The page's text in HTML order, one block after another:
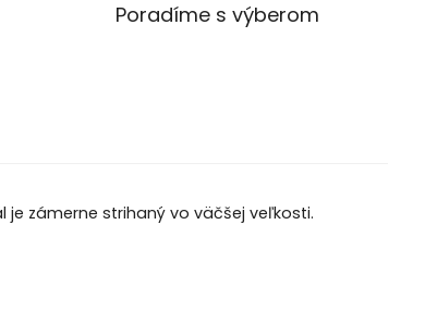
Poradíme s výberom
je zámerne strihaný vo väčšej veľkosti.